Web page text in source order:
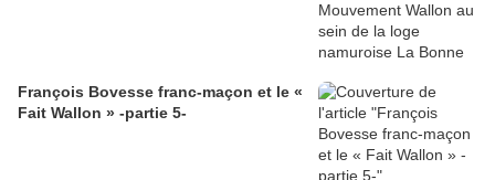
François Bovesse franc-maçon et le «
Fait Wallon » -partie 5-